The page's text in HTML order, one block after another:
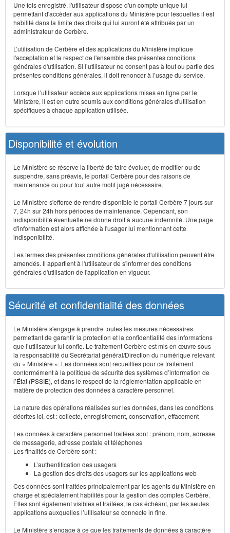
Une fois enregistré, l'utilisateur dispose d'un compte unique lui
permettant d'accèder aux applications du Ministère pour lesquelles il est
habilité dans la limite des droits qui lui auront été attribués par un
administrateur de Cerbère.
L’utilisation de Cerbère et des applications du Ministère implique
l'acceptation et le respect de l'ensemble des présentes conditions
générales d'utilisation. Si l’utilisateur ne consent pas à tout ou partie des
présentes conditions générales, il doit renoncer à l’usage du service.
Lorsque l’utilisateur accède aux applications mises en ligne par le
Ministère, il est en outre soumis aux conditions générales d'utilisation
spécifiques à chaque application utilisée.
Disponibilité et évolution
Le Ministère se réserve la liberté de faire évoluer, de modifier ou de
suspendre, sans préavis, le portail Cerbère pour des raisons de
maintenance ou pour tout autre motif jugé nécessaire.
Le Ministère s'efforce de rendre disponible le portail Cerbère 7 jours sur
7, 24h sur 24h hors périodes de maintenance. Cependant, son
indisponibilité éventuelle ne donne droit à aucune indemnité. Une page
d'information est alors affichée à l'usager lui mentionnant cette
indisponibilité.
Les termes des présentes conditions générales d'utilisation peuvent être
amendés. Il appartient à l'utilisateur de s'informer des conditions
générales d'utilisation de l'application en vigueur.
Sécurité et confidentialité des données
Le Ministère s'engage à prendre toutes les mesures nécessaires
permettant de garantir la protection et la confidentialité des informations
que l’utilisateur lui confie. Le traitement Cerbère est mis en œuvre sous
la responsabilité du Secrétariat général/Direction du numérique relevant
du « Ministère ». Les données sont recueillies pour ce traitement
conformément à la politique de sécurité des systèmes d’information de
l’État (PSSIE), et dans le respect de la réglementation applicable en
matière de protection des données à caractère personnel.
La nature des opérations réalisées sur les données, dans les conditions
décrites ici, est : collecte, enregistrement, conservation, effacement
Les données à caractère personnel traitées sont : prénom, nom, adresse
de messagerie, adresse postale et téléphones
Les finalités de Cerbère sont :
L’authentification des usagers
La gestion des droits des usagers sur les applications web
Ces données sont traitées principalement par les agents du Ministère en
charge et spécialement habilités pour la gestion des comptes Cerbère.
Elles sont également visibles et traitées, le cas échéant, par les seules
applications auxquelles l’utilisateur se connecte in fine.
Le Ministère s’engage à ce que les traitements de données à caractère